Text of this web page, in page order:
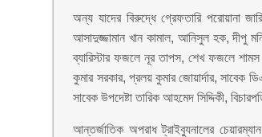
অন্য যাদের বিরুদ্ধে গ্রেফতারি পরোয়ানা
আসাদুজ্জামান খান কামাল, আনিসুল হক, দীপু
ব্যারিস্টার ফজলে নূর তাপস, শেখ ফজলে
কুমার সরকার, প্রলয় কুমার জোয়ার্দার, সাবেক
সাবেক উপদেষ্টা তারিক আহমেদ সিদ্দিকী,
আন্তর্জাতিক অপরাধ ট্রাইব্যুনালের